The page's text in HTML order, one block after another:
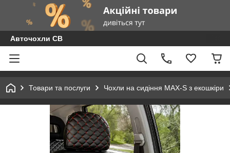
Авточохли СВ
Товари та послуги Чохли на сидіння MAX-S з екошкіри